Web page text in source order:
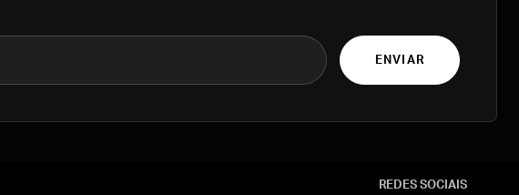
ENVIAR
REDES SOCIAIS